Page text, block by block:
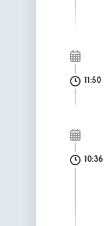
11:50
10:36